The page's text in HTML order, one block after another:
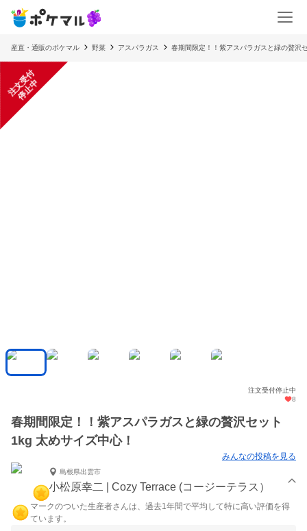
産直・通販のポケマル 野菜 アスパラガス 春期間限定！！紫アスパラガスと緑の贅沢
注
文
受
付
停
止
中
注文受付停止中
8
春期間限定！！紫アスパラガスと緑の贅沢セット
1kg 太めサイズ中心！
みんなの投稿を見る
島根県出雲市
小松原幸二 | Cozy Terrace (コージーテラス）
マークのついた生産者さんは、過去1年間で平均して特に高い評価を得
ています。